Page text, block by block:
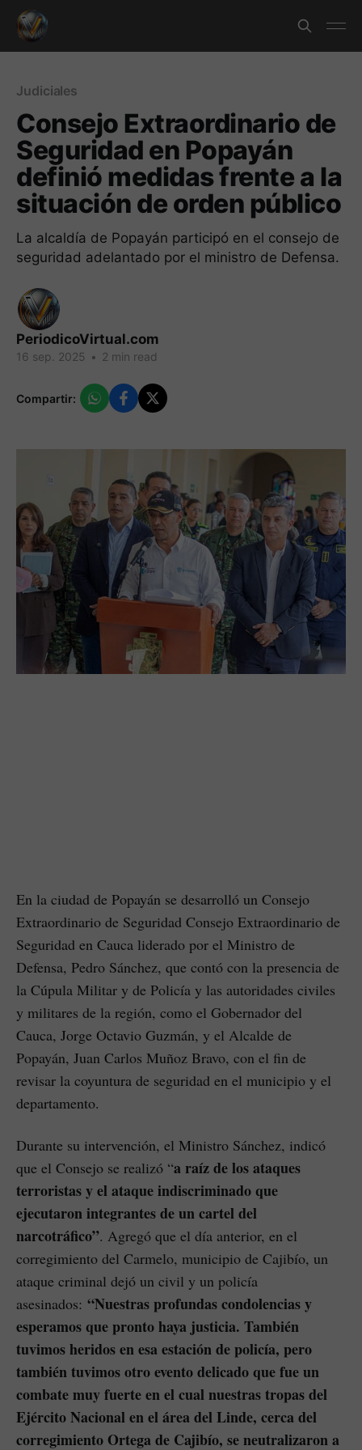
Judiciales
Consejo Extraordinario de
Seguridad en Popayán
definió medidas frente a la
situación de orden público
La alcaldía de Popayán participó en el consejo de
seguridad adelantado por el ministro de Defensa.
PeriodicoVirtual.com
16 sep. 2025 • 2 min read
Compartir:
En la ciudad de Popayán se desarrolló un Consejo
Extraordinario de Seguridad Consejo Extraordinario de
Seguridad en Cauca liderado por el Ministro de
Defensa, Pedro Sánchez, que contó con la presencia de
la Cúpula Militar y de Policía y las autoridades civiles
y militares de la región, como el Gobernador del
Cauca, Jorge Octavio Guzmán, y el Alcalde de
Popayán, Juan Carlos Muñoz Bravo, con el fin de
revisar la coyuntura de seguridad en el municipio y el
departamento.
Durante su intervención, el Ministro Sánchez, indicó
que el Consejo se realizó “a raíz de los ataques
terroristas y el ataque indiscriminado que
ejecutaron integrantes de un cartel del
narcotráfico”. Agregó que el día anterior, en el
corregimiento del Carmelo, municipio de Cajibío, un
ataque criminal dejó un civil y un policía
asesinados: “Nuestras profundas condolencias y
esperamos que pronto haya justicia. También
tuvimos heridos en esa estación de policía, pero
también tuvimos otro evento delicado que fue un
combate muy fuerte en el cual nuestras tropas del
Ejército Nacional en el área del Linde, cerca del
corregimiento Ortega de Cajibío, se neutralizaron a